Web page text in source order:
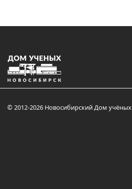
© 2012-2026 Новосибирский Дом учёных